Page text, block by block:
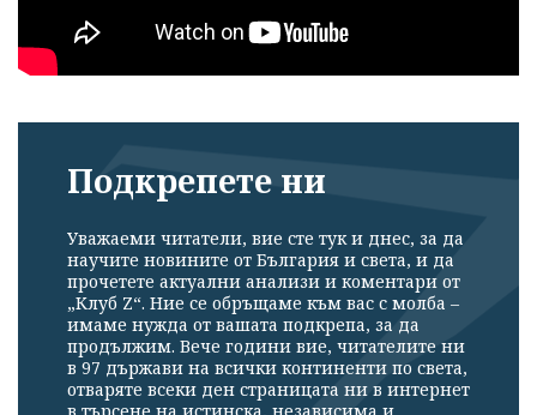
Подкрепете ни
Уважаеми читатели, вие сте тук и днес, за да
научите новините от България и света, и да
прочетете актуални анализи и коментари от
„Клуб Z“. Ние се обръщаме към вас с молба –
имаме нужда от вашата подкрепа, за да
продължим. Вече години вие, читателите ни
в 97 държави на всички континенти по света,
отваряте всеки ден страницата ни в интернет